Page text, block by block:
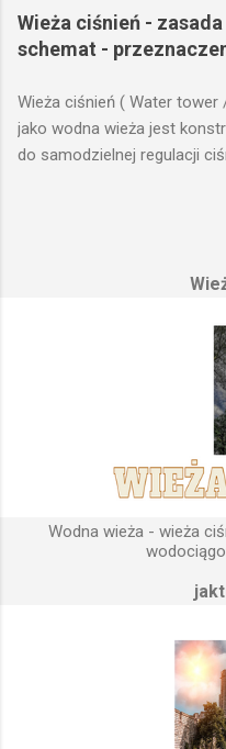
Wieża ciśnień -
schemat -
Wieża ciśnień ( Water
jako wodna wieża jest
do samodzielnej regulacji
na którym została
fundamenty modułu
Podstawową funkcją wież
wody do dystrybucji.
priorytetową przy
odpowiedniego terenu pod
Konstrukcja, aby mogła
wybudowana na
gromadząca się woda w
umieszczona wyżej, niż
odbiorców. Schema...
Wodna wieża - wieża